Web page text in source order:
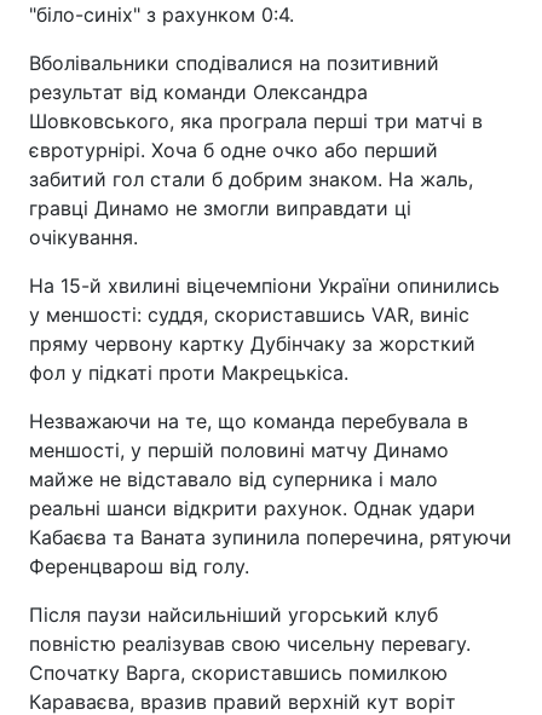
"біло-синіх" з рахунком 0:4.
Вболівальники сподівалися на позитивний
результат від команди Олександра
Шовковського, яка програла перші три матчі в
євротурнірі. Хоча б одне очко або перший
забитий гол стали б добрим знаком. На жаль,
гравці Динамо не змогли виправдати ці
очікування.
На 15-й хвилині віцечемпіони України опинились
у меншості: суддя, скориставшись VAR, виніс
пряму червону картку Дубінчаку за жорсткий
фол у підкаті проти Макрецькіса.
Незважаючи на те, що команда перебувала в
меншості, у першій половині матчу Динамо
майже не відставало від суперника і мало
реальні шанси відкрити рахунок. Однак удари
Кабаєва та Ваната зупинила поперечина, рятуючи
Ференцварош від голу.
Після паузи найсильніший угорський клуб
повністю реалізував свою чисельну перевагу.
Спочатку Варга, скориставшись помилкою
Караваєва, вразив правий верхній кут воріт